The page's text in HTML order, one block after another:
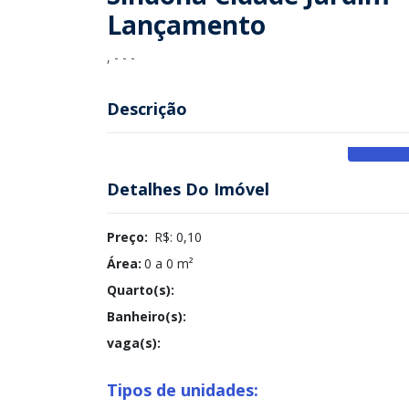
Lançamento
, - - -
Descrição
Detalhes Do Imóvel
Preço: R$: 0,10
Área: 0 a 0 m²
Quarto(s):
Banheiro(s):
vaga(s):
Tipos de unidades: